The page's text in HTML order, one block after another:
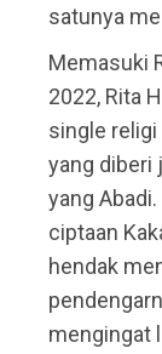
satunya
Memasuki
2022, Rita
single
yang diberi
yang
ciptaan
hendak
mengingat